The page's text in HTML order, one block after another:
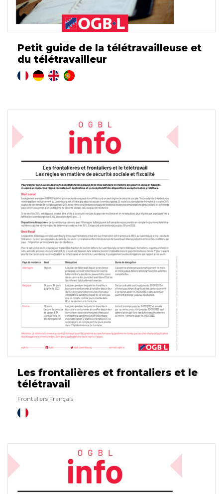
Petit guide de la télétravailleuse et
du télétravailleur
Français
Les frontalières et frontaliers et le
télétravail
Frontaliers Français